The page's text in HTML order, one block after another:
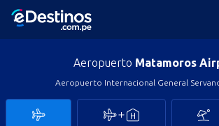
Aeropuerto Matamoros
Aeropuerto Internacional General